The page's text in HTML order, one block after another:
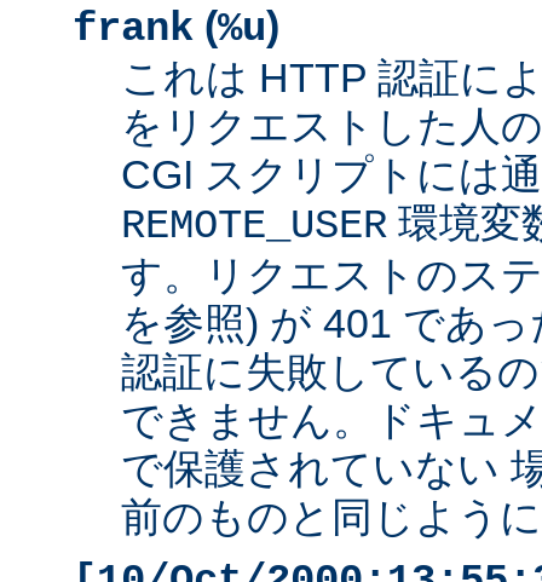
frank (%u)
これは HTTP 認証に
をリクエストした人
CGI スクリプトには
REMOTE_USER 環境変
す。リクエストのス
を参照) が 401 であ
認証に失敗している
できません。ドキュ
で保護されていない
前のものと同じよう